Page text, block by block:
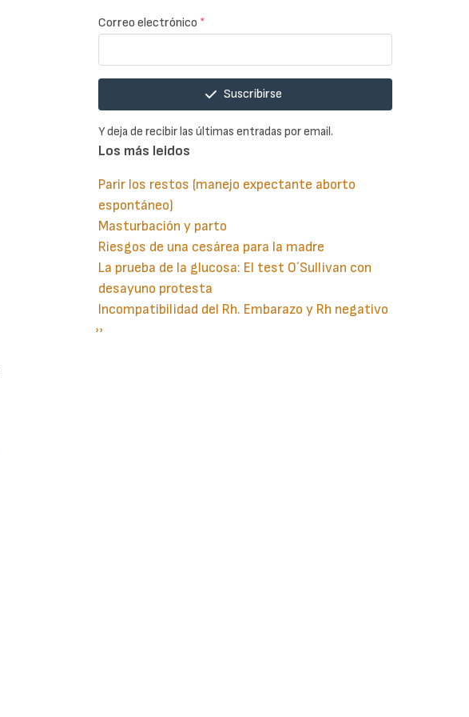
Correo electrónico *
Suscribirse
Y deja de recibir las últimas entradas por email.
Los más leidos
Parir los restos (manejo expectante aborto
espontáneo)
Masturbación y parto
Riesgos de una cesárea para la madre
La prueba de la glucosa: El test O´Sullivan con
desayuno protesta
Incompatibilidad del Rh. Embarazo y Rh negativo
Paginación
Siguiente
››